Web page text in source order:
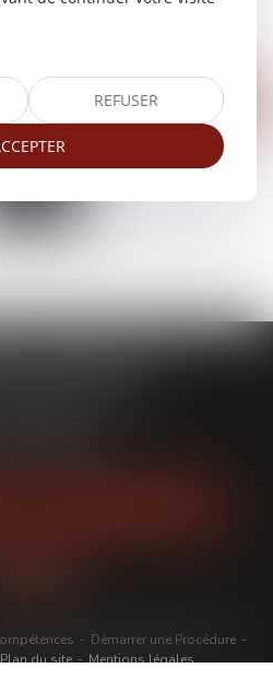
Nous contacter
Démarrer une Procédure
Plan du site Mentions légales
REFUSER